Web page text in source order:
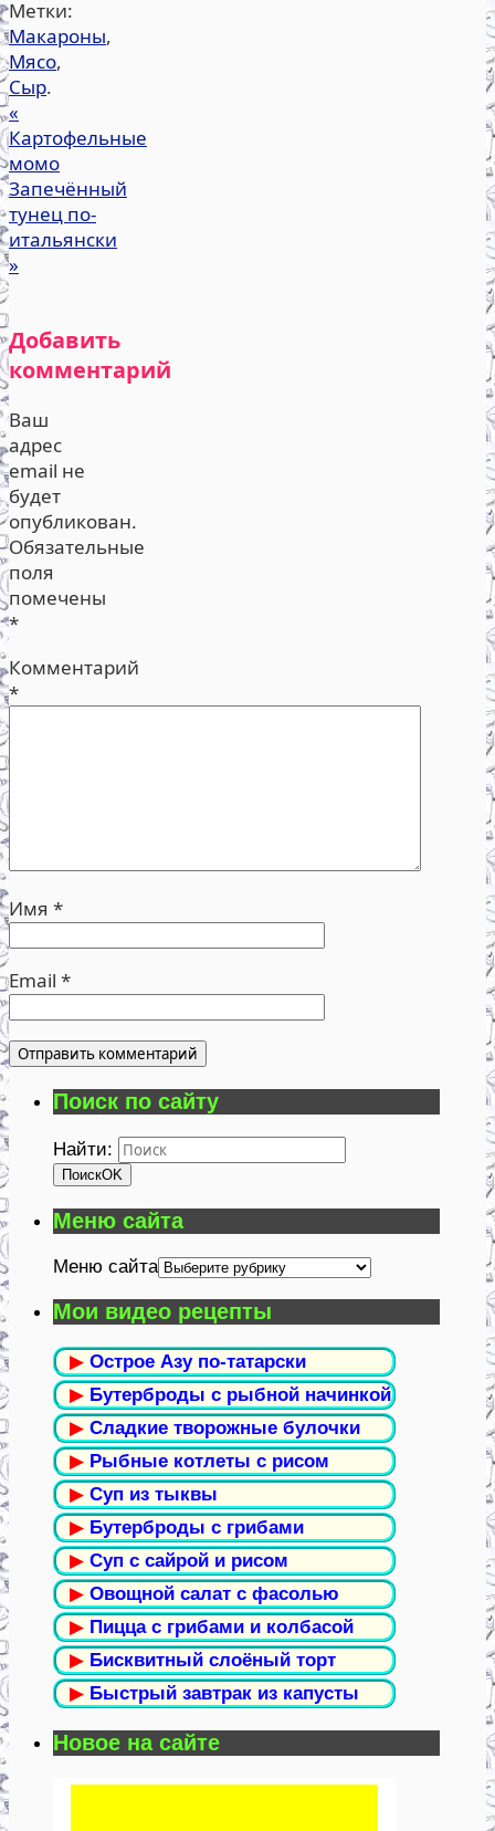
Метки:
Макароны,
Мясо,
Сыр.
«
Картофельные
момо
Запечённый
тунец по-
итальянски
»
Добавить
комментарий
Ваш
адрес
email не
будет
опубликован.
Обязательные
поля
помечены
*
Комментарий
*
Имя *
Email *
Поиск по сайту
Найти:
ПоискOK
Меню сайта
Меню сайта
Мои видео рецепты
▶ Острое Азу по-татарски
▶ Бутерброды с рыбной начинкой
▶ Сладкие творожные булочки
▶ Рыбные котлеты с рисом
▶ Суп из тыквы
▶ Бутерброды с грибами
▶ Суп с сайрой и рисом
▶ Овощной салат с фасолью
▶ Пицца с грибами и колбасой
▶ Бисквитный слоёный торт
▶ Быстрый завтрак из капусты
Новое на сайте